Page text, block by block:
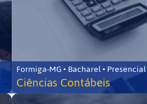
Formiga-MG • Bacharel • Presencial
Ciências Contábeis